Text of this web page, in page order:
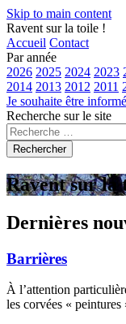
Skip to main content
Ravent sur la toile !
Accueil Contact
Par année
2026 2025 2024 2023
2014 2013 2012 2011
Je souhaite être
Recherche sur le site
Rechercher
Ravent sur la
Dernières
Barrières
À l’attention
les corvées « peintures